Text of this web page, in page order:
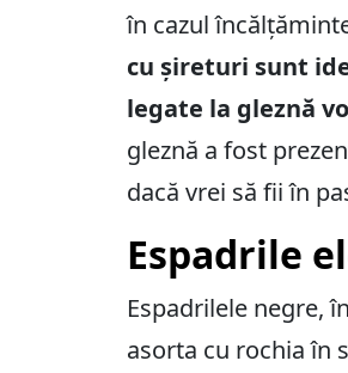
în cazul
cu șireturi sunt
legate la gleznă
gleznă a fost
dacă vrei să fii în
Espadrile
Espadrilele negre,
asorta cu rochia în